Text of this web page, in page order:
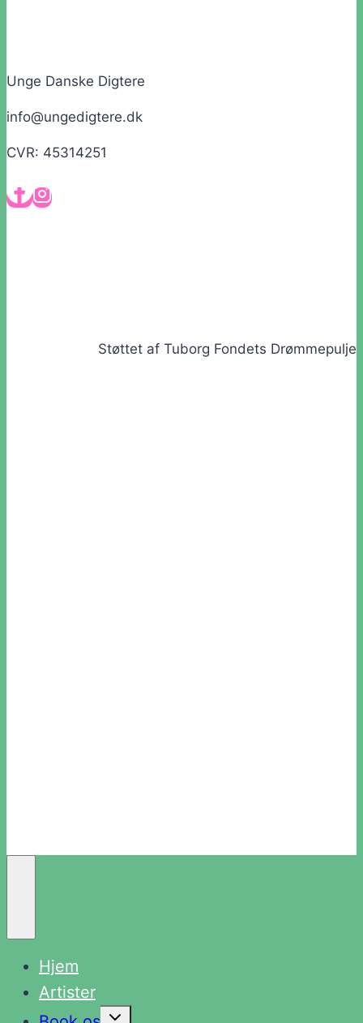
Unge Danske Digtere
info@ungedigtere.dk
CVR: 45314251
Støttet af Tuborg Fondets Drømmepulje
Hjem
Artister
Skift